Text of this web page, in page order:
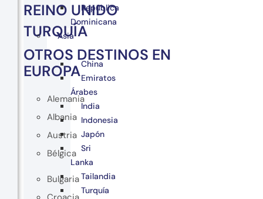
REINO UNIDO
TURQUÍA
OTROS DESTINOS EN
EUROPA
Alemania
Albania
Austria
Bélgica
Bulgaria
República
Dominicana
Asia
China
Emiratos
Árabes
India
Indonesia
Japón
Sri
Lanka
Tailandia
Turquía